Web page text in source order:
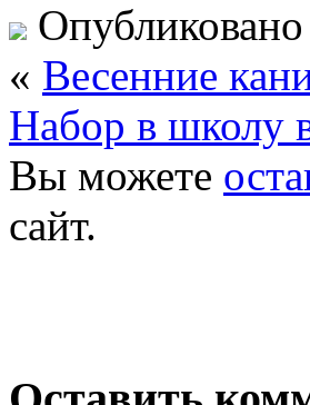
« Весенние
Набор в школу
Вы можете
сайт.